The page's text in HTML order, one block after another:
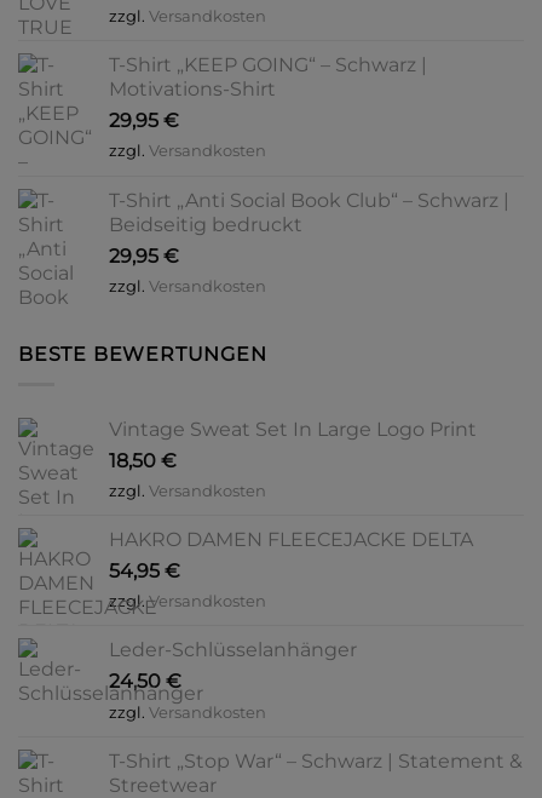
zzgl. Versandkosten
T-Shirt „KEEP GOING“ – Schwarz |
Motivations-Shirt
29,95 €
zzgl. Versandkosten
T-Shirt „Anti Social Book Club“ – Schwarz |
Beidseitig bedruckt
29,95 €
zzgl. Versandkosten
BESTE BEWERTUNGEN
Vintage Sweat Set In Large Logo Print
18,50 €
zzgl. Versandkosten
HAKRO DAMEN FLEECEJACKE DELTA
54,95 €
zzgl.Versandkosten
Leder-Schlüsselanhänger
24,50 €
zzgl. Versandkosten
T-Shirt „Stop War“ – Schwarz | Statement &
Streetwear